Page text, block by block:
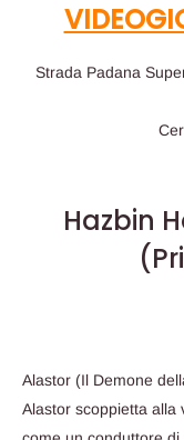
Strada Padana
Hazbin
Alastor (Il Demone
Alastor scoppietta alla